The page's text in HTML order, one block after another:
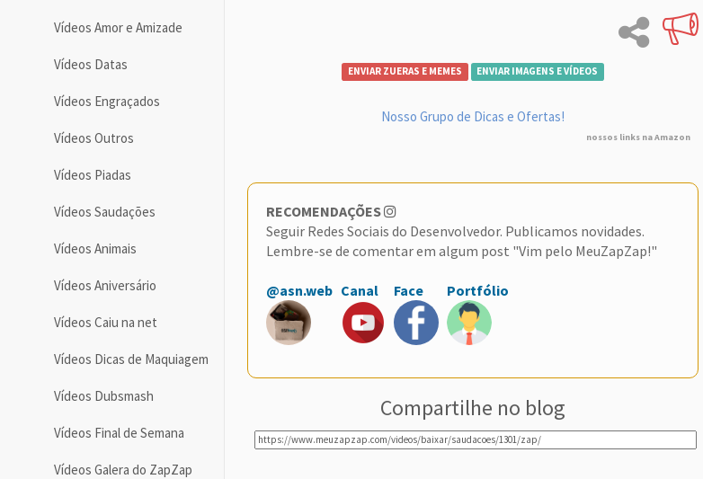
Vídeos Amor e Amizade
Vídeos Datas
Vídeos Engraçados
Vídeos Outros
Vídeos Piadas
Vídeos Saudações
Vídeos Animais
Vídeos Aniversário
Vídeos Caiu na net
Vídeos Dicas de Maquiagem
Vídeos Dubsmash
Vídeos Final de Semana
Vídeos Galera do ZapZap
ENVIAR ZUERAS E MEMES ENVIAR IMAGENS E VÍDEOS
Nosso Grupo de Dicas e Ofertas!
nossos links na Amazon
RECOMENDAÇÕES
Seguir Redes Sociais do Desenvolvedor. Publicamos novidades.
Lembre-se de comentar em algum post "Vim pelo MeuZapZap!"
@asn.web Canal Face Portfólio
Compartilhe no blog